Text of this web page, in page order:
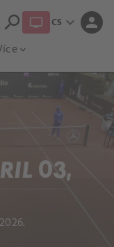
expand_more
search CS expand_more person
03,